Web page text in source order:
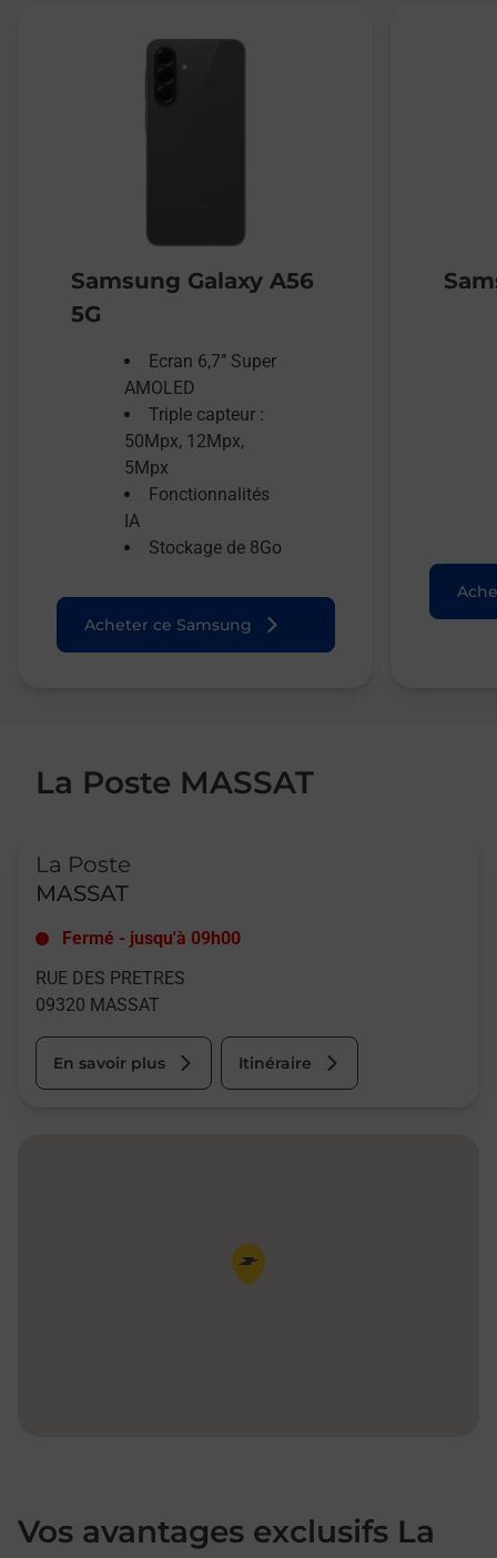
Samsung Galaxy A56
5G
Ecran 6,7’’ Super
AMOLED
Triple capteur :
50Mpx, 12Mpx,
5Mpx
Fonctionnalités
IA
Stockage de 8Go
Acheter ce Samsung
La Poste MASSAT
La Poste
MASSAT
Fermé - jusqu'à 09h00
RUE DES PRETRES
09320 MASSAT
En savoir plus Itinéraire
Pin de la carte
Vos avantages exclusifs La